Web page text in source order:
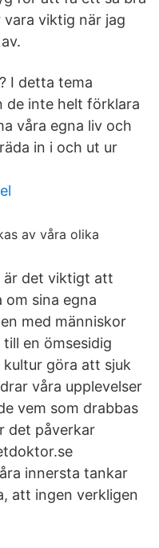
vara viktig när jag
I detta tema
de inte helt förklara
våra egna liv och
in i och ut ur
är det viktigt att
sina egna
med människor
en ömsesidig
göra att sjuk
våra upplevelser
vem som drabbas
det påverkar
innersta tankar
att ingen verkligen